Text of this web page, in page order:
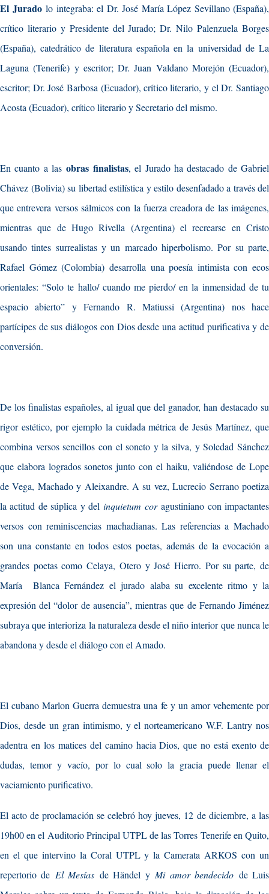
El Juradolo integraba: el Dr. José María López Sevillano (España),
crítico literario y Presidente del Jurado; Dr. Nilo Palenzuela Borges
(España), catedrático de literatura española en la universidad de La
Laguna (Tenerife) y escritor; Dr. Juan Valdano Morejón (Ecuador),
escritor; Dr. José Barbosa (Ecuador), crítico literario, y el Dr. Santiago
Acosta (Ecuador), crítico literario y Secretario del mismo.
En cuanto a lasobras finalistas, el Jurado ha destacado de Gabriel
Chávez (Bolivia) su libertad estilística y estilo desenfadado a través del
que entrevera versos sálmicos con la fuerza creadora de las imágenes,
mientras que de Hugo Rivella (Argentina) el recrearse en Cristo
usando tintes surrealistas y un marcado hiperbolismo. Por su parte,
Rafael Gómez (Colombia) desarrolla una poesía intimista con ecos
orientales: “Solo te hallo/ cuando me pierdo/ en la inmensidad de tu
espacio abierto” y Fernando R. Matiussi (Argentina) nos hace
partícipes de sus diálogos con Dios desde una actitud purificativa y de
conversión.
De los finalistas españoles, al igual que del ganador, han destacado su
rigor estético, por ejemplo la cuidada métrica de Jesús Martínez, que
combina versos sencillos con el soneto y la silva, y Soledad Sánchez
que elabora logrados sonetos junto con el haiku, valiéndose de Lope
de Vega, Machado y Aleixandre. A su vez, Lucrecio Serrano poetiza
la actitud de súplica y delinquietum coragustiniano con impactantes
versos con reminiscencias machadianas. Las referencias a Machado
son una constante en todos estos poetas, además de la evocación a
grandes poetas como Celaya, Otero y José Hierro. Por su parte, de
María Blanca Fernández el jurado alaba su excelente ritmo y la
expresión del “dolor de ausencia”, mientras que de Fernando Jiménez
subraya que interioriza la naturaleza desde el niño interior que nunca le
abandona y desde el diálogo con el Amado.
El cubano Marlon Guerra demuestra una fe y un amor vehemente por
Dios, desde un gran intimismo, y el norteamericano W.F. Lantry nos
adentra en los matices del camino hacia Dios, que no está exento de
dudas, temor y vacío, por lo cual solo la gracia puede llenar el
vaciamiento purificativo.
El acto de proclamación se celebró hoy jueves, 12 de diciembre, a las
19h00 en el Auditorio Principal UTPL de las Torres Tenerife en Quito,
en el que intervino la Coral UTPL y la Camerata ARKOS con un
repertorio de El Mesías de Händel y Mi amor bendecido de Luis